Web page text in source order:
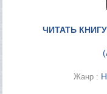
ЧИТАТЬ
(
Жанр :